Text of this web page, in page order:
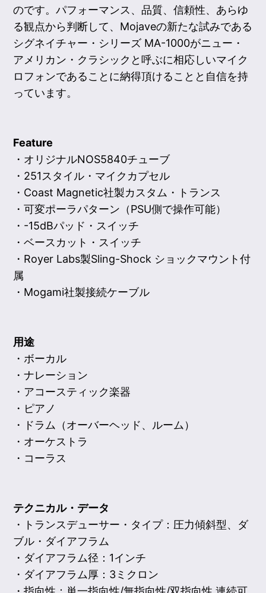
のです。パフォーマンス、品質、信頼性、あらゆ
る観点から判断して、Mojaveの新たな試みである
シグネイチャー・シリーズ MA-1000がニュー・
アメリカン・クラシックと呼ぶに相応しいマイク
ロフォンであることに納得頂けることと自信を持
っています。
Feature
・オリジナルNOS5840チューブ
・251スタイル・マイクカプセル
・Coast Magnetic社製カスタム・トランス
・可変ポーラパターン（PSU側で操作可能）
・-15dBパッド・スイッチ
・ベースカット・スイッチ
・Royer Labs製Sling-Shock ショックマウント付
属
・Mogami社製接続ケーブル
用途
・ボーカル
・ナレーション
・アコースティック楽器
・ピアノ
・ドラム（オーバーヘッド、ルーム）
・オーケストラ
・コーラス
テクニカル・データ
・トランスデューサー・タイプ：圧力傾斜型、ダ
ブル・ダイアフラム
・ダイアフラム径：1インチ
・ダイアフラム厚：3ミクロン